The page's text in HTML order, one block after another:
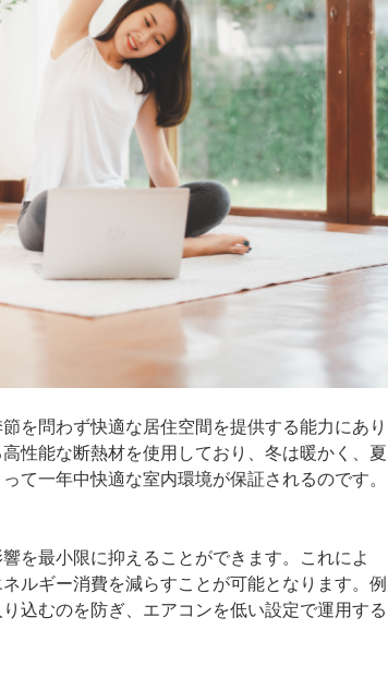
を問わず快適な居住空間を提供する能力にあり
性能な断熱材を使用しており、冬は暖かく、夏
て一年中快適な室内環境が保証されるのです。
を最小限に抑えることができます。これによ
ルギー消費を減らすことが可能となります。例
込むのを防ぎ、エアコンを低い設定で運用する